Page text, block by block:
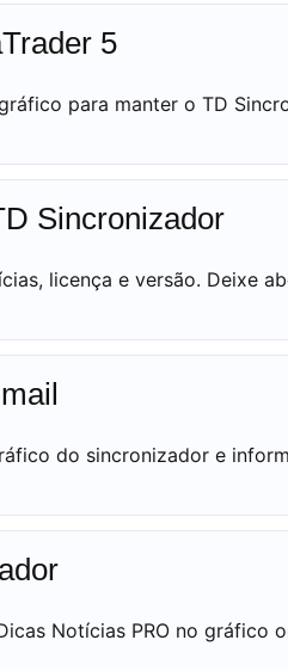
5
para manter o TD
Sincronizador
licença e versão. Deixe
do sincronizador e
Notícias PRO no gráfico